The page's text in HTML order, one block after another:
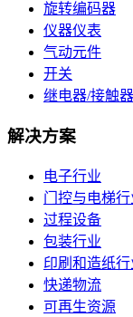
旋转编码器
仪器仪表
气动元件
开关
继电器/接触器
解决方案
电子行业
门控与电梯行
过程设备
包装行业
印刷和造纸行
快递物流
可再生资源